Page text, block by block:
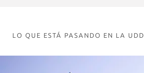
LO QUE ESTÁ PASANDO EN LA UDD